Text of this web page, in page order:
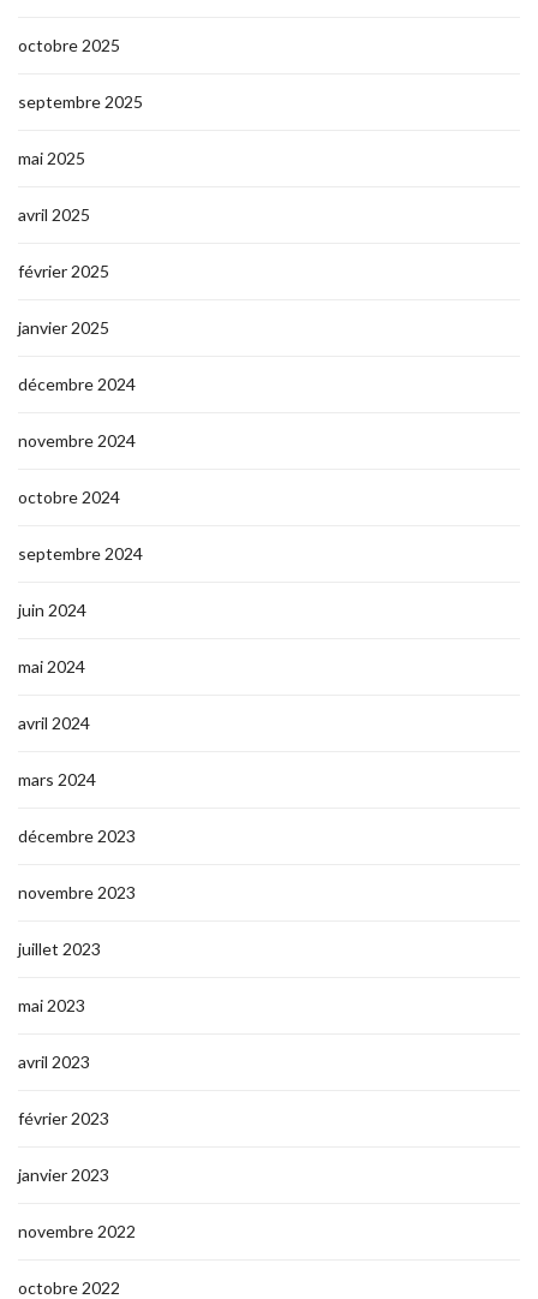
octobre 2025
septembre 2025
mai 2025
avril 2025
février 2025
janvier 2025
décembre 2024
novembre 2024
octobre 2024
septembre 2024
juin 2024
mai 2024
avril 2024
mars 2024
décembre 2023
novembre 2023
juillet 2023
mai 2023
avril 2023
février 2023
janvier 2023
novembre 2022
octobre 2022